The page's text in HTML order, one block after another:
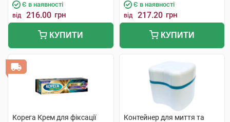
Є в наявності
від 216.00 грн
КУПИТИ
Є в наявності
від 217.20 грн
КУПИТИ
Корега Крем для фіксації
Контейнер для миття та